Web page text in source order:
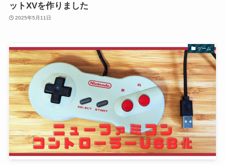
ットXVを作りました
2025年5月11日
ゲーム